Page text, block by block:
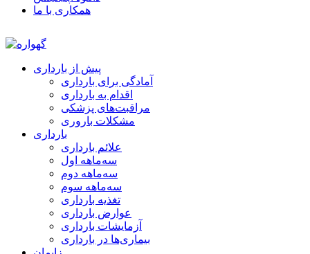
همکاری با ما
پیش از بارداری
آمادگی برای بارداری
اقدام به بارداری
مراقبت‌های پزشکی
مشکلات باروری
بارداری
علائم بارداری
سه‌ماهه اول
سه‌ماهه دوم
سه‌ماهه سوم
تغذیه بارداری
عوارض بارداری
آزمایشات بارداری
بیماری‌ها در بارداری